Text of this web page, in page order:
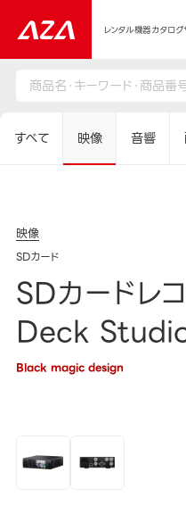
レンタル機器カタログ
すべて 映像 音響
映像
SDカード
SDカードレ
Deck
Black magic design